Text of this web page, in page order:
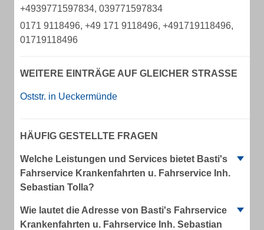
+4939771597834, 039771597834
0171 9118496, +49 171 9118496, +491719118496,
01719118496
WEITERE EINTRÄGE AUF GLEICHER STRASSE
Oststr. in Ueckermünde
HÄUFIG GESTELLTE FRAGEN
Welche Leistungen und Services bietet Basti's
Fahrservice Krankenfahrten u. Fahrservice Inh.
Sebastian Tolla?
Wie lautet die Adresse von Basti's Fahrservice
Krankenfahrten u. Fahrservice Inh. Sebastian